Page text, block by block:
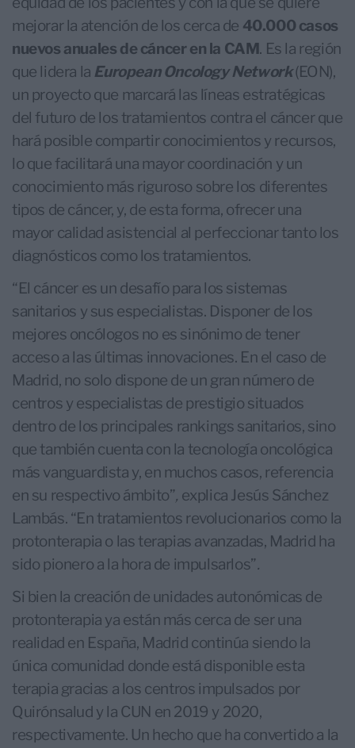
mejorar la atención de los cerca de 40.000 casos
nuevos anuales de cáncer en la CAM. Es la región
que lidera la European Oncology Network(EON),
un proyecto que marcará las líneas estratégicas
del futuro de los tratamientos contra el cáncer que
hará posible compartir conocimientos y recursos,
lo que facilitará una mayor coordinación y un
conocimiento más riguroso sobre los diferentes
tipos de cáncer, y, de esta forma, ofrecer una
mayor calidad asistencial al perfeccionar tanto los
diagnósticos como los tratamientos.
“El cáncer es un desafío para los sistemas
sanitarios y sus especialistas. Disponer de los
mejores oncólogos no es sinónimo de tener
acceso a las últimas innovaciones. En el caso de
Madrid, no solo dispone de un gran número de
centros y especialistas de prestigio situados
dentro de los principales rankings sanitarios, sino
que también cuenta con la tecnología oncológica
más vanguardista y, en muchos casos, referencia
en su respectivo ámbito”, explica Jesús Sánchez
Lambás. “En tratamientos revolucionarios como la
protonterapia o las terapias avanzadas, Madrid ha
sido pionero a la hora de impulsarlos”.
Si bien la creación de unidades autonómicas de
protonterapia ya están más cerca de ser una
realidad en España, Madrid continúa siendo la
única comunidad donde está disponible esta
terapia gracias a los centros impulsados por
Quirónsalud y la CUN en 2019 y 2020,
respectivamente. Un hecho que ha convertido a la